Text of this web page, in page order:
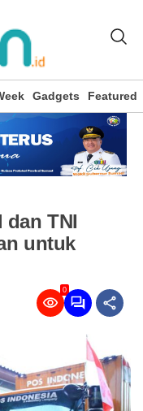
Gadgets Featured
dan TNI
untuk
0